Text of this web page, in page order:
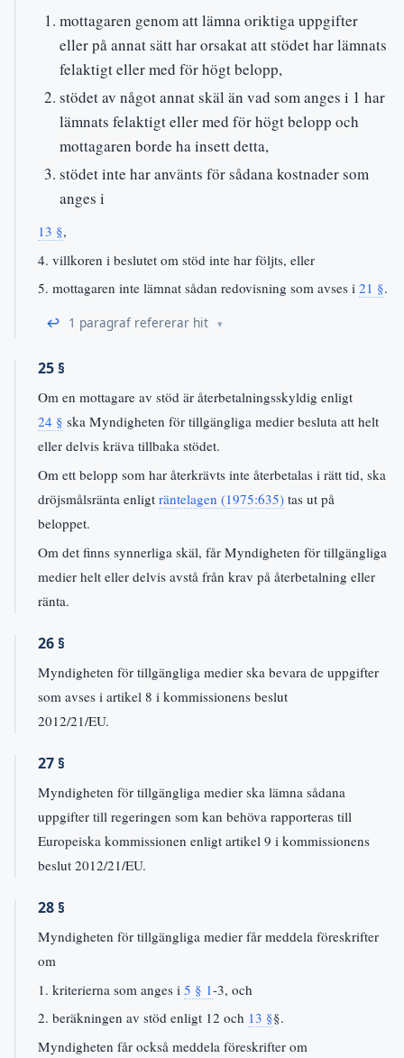
mottagaren genom att lämna oriktiga uppgifter
eller på annat sätt har orsakat att stödet har lämnats
felaktigt eller med för högt belopp,
stödet av något annat skäl än vad som anges i 1 har
lämnats felaktigt eller med för högt belopp och
mottagaren borde ha insett detta,
stödet inte har använts för sådana kostnader som
anges i
13 §,
4. villkoren i beslutet om stöd inte har följts, eller
5. mottagaren inte lämnat sådan redovisning som avses i 21 §.
↩ 1 paragraf refererar hit
25 §
Om en mottagare av stöd är återbetalningsskyldig enligt
24 § ska Myndigheten för tillgängliga medier besluta att helt
eller delvis kräva tillbaka stödet.
Om ett belopp som har återkrävts inte återbetalas i rätt tid, ska
dröjsmålsränta enligt räntelagen (1975:635) tas ut på
beloppet.
Om det finns synnerliga skäl, får Myndigheten för tillgängliga
medier helt eller delvis avstå från krav på återbetalning eller
ränta.
26 §
Myndigheten för tillgängliga medier ska bevara de uppgifter
som avses i artikel 8 i kommissionens beslut
2012/21/EU.
27 §
Myndigheten för tillgängliga medier ska lämna sådana
uppgifter till regeringen som kan behöva rapporteras till
Europeiska kommissionen enligt artikel 9 i kommissionens
beslut 2012/21/EU.
28 §
Myndigheten för tillgängliga medier får meddela föreskrifter
om
1. kriterierna som anges i 5 § 1-3, och
2. beräkningen av stöd enligt 12 och 13 §§.
Myndigheten får också meddela föreskrifter om